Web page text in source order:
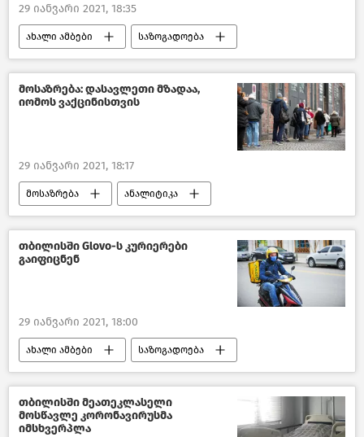
29 იანვარი 2021, 18:35
ახალი ამბები საზოგადოება
საქართველო COVID-19
მოსაზრება: დასავლეთი მზადაა,
იომოს ვაქცინისთვის
29 იანვარი 2021, 18:17
მოსაზრება ანალიტიკა
ავტორები
თბილისში Glovo-ს კურიერები
გაიფიცნენ
29 იანვარი 2021, 18:00
ახალი ამბები საზოგადოება
საქართველო
თბილისში მეათეკლასელი
მოსწავლე კორონავირუსმა
იმსხვერპლა